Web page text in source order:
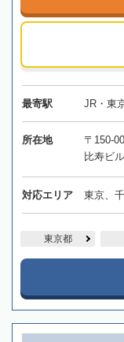
最寄駅 JR・東
所在地
〒150-
比寿ビ
対応エリア 東京、
東京都